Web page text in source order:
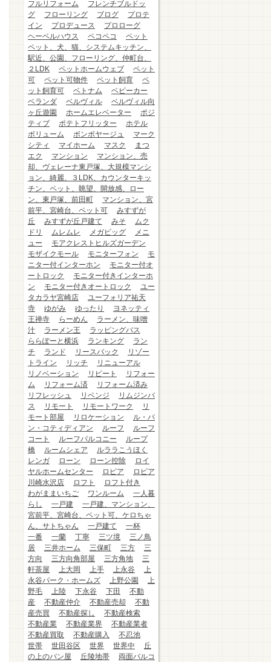
フルリフォーム
フレンチブルドッ
グ
フローリング ブログ
プロテ
イン
プロデュース
プロローグ
ヘーベルハウス
ペコペコ
ペット
ペット、犬、猫、システムキッチン、
駅近、公園、フローリング、仲町台、
２LDK
ペットホームウェブ
ペット
可
ペット可物件 ペット飼育
ペ
ット飼育可
ベトナム
ベビーカー
ベランダ
ベルヴィル
ベルヴィル向
ヶ丘遊園
ホームエレベーター
ポジ
ティブ
ポテトフリッター
ホテル
ボリューム
ボンボヤージュ
マーク
シティ
マイホーム マスク
まつ
エク
マンション
マンション、売
却、ヴェレーナ東戸塚、大規模マンシ
ョン、綺麗、３LDK、カウンターキッ
チン、ペット、眺望、開放感、ロー
ン、東戸塚、前田町
マンション、宮
前平、宮崎台、ペット可
みすずが
丘
みすずが丘戸建て みそ
ムク
ドリ
ムレムレ メガビッグ
メニ
ュー
モアクレストヒルズガーデン
モザイクモール
モニターフォン
モ
ニター付インターホン
モニター付オ
ートロック
モニター付きインターホ
ン
モニター付きオートロック
ユー
タカラヤ宮崎店
ユーフォリア祐天
寺
ゆがみ ゆったり
ヨネッティ
王禅寺
らーめん
ラーメン、味噌
汁
ラーメン王
ラッピングバス
ららぽーと横浜
ランキング
ラン
チ
ランド リースバック
リゾー
トライン
リッチ
リニューアル
リノベーション
リピート
リフォー
ム
リフォーム済
リフォーム済み
リフレッシュ
リベンジ
リムジンバ
ス
リモート リモートワーク
リ
モート部屋
リロケーション
ル・パ
ン・コティディアン
ルーフ
ルーフ
コート
ルーフバルコニー
ループ
橋
ルームシェア
ルララこうほく
レンガ
ローン ローン控除
ロイ
ヤルホームセンター
ロピア
ロピア
川崎水沢店
ロフト
ロフト付き
わがままいちご
ワンルーム
一人暮
らし
一戸建
一戸建、マンション、
宮前平、宮崎台、ペット可、ケロちゃ
ん、サトちゃん
一戸建て
一杯
一番
一蘭 丁寧 三ツ境
三ノ鳥
居
三井ホーム 三保町 三方
三
方向
三方向角部屋 三方角地
三
軒茶屋
上大岡 上手 上永谷
上
永谷パーク・ホームズ
上野公園
上
野毛
上陸 下永谷 下田
不動
産
不動産仲介 不動産売却
不動
産売買
不動産探し
不動産検索
不動産業
不動産業界
不動産業者
不動産買取
不動産購入
不忍池
世帯
世田谷区 世界 世界中
丘
の上のパン屋
丘陵地帯
両面バルコ